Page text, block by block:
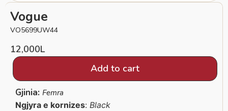
Vogue
VO5699UW44
12,000L
Add to cart
Gjinia: Femra
Ngjyra e kornizes: Black